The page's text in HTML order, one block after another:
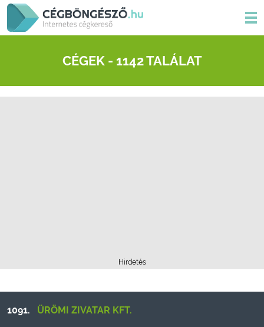
CÉGEK - 1142 TALÁLAT
Hirdetés
1091. ÜRÖMI ZIVATAR KFT.